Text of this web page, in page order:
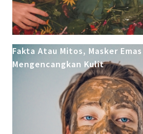
Fakta Atau Mitos, Masker
Mengencangkan Kulit